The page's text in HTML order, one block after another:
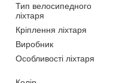
Тип велосипедного
ліхтаря
Кріплення ліхтаря
Виробник
Особливості ліхтаря